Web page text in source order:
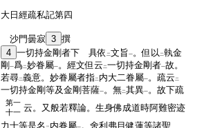
大日經疏私記第四
沙門曇寂 3 撰
4 一切持金剛者下 具依 二文旨一。但以 二執金
剛 一爲二妙眷屬一。經文但云 二一切持金剛者一故。
若尋二義意。妙眷屬者指二 内大二眷屬一。疏云 二
一切持金剛等及金剛菩薩一。無二其異一。故下疏
第一
十一 云。又般若釋論。生身佛成道時阿難密迹
力士等是名 内眷屬 。舍利弗目健蓮等諸聖